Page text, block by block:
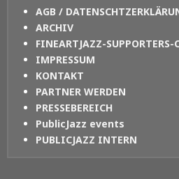
AGB /
ARCHIV
FINEARTJAZZ-SUPPORTERS-
IMPRESSUM
KONTAKT
PARTNER WERDEN
PRESSEBEREICH
PublicJazz events
PUBLICJAZZ INTERN